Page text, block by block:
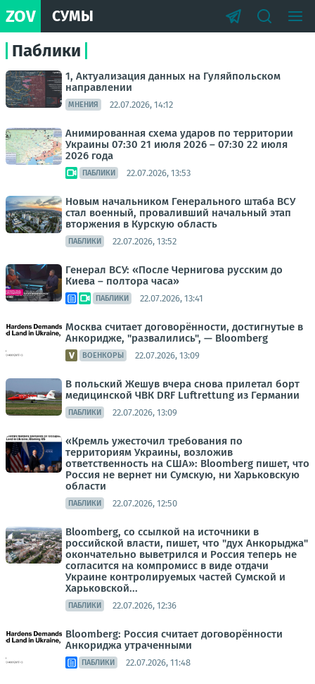
ZOV СУМЫ
Паблики
1, Актуализация данных на Гуляйпольском
направлении
МНЕНИЯ 22.07.2026, 14:12
Анимированная схема ударов по территории
Украины 07:30 21 июля 2026 – 07:30 22 июля
2026 года
ПАБЛИКИ 22.07.2026, 13:53
Новым начальником Генерального штаба ВСУ
стал военный, проваливший начальный этап
вторжения в Курскую область
ПАБЛИКИ 22.07.2026, 13:52
Генерал ВСУ: «После Чернигова русским до
Киева – полтора часа»
ПАБЛИКИ 22.07.2026, 13:41
Москва считает договорённости, достигнутые в
Анкоридже, "развалились", — Bloomberg
ВОЕНКОРЫ 22.07.2026, 13:09
В польский Жешув вчера снова прилетал борт
медицинской ЧВК DRF Luftrettung из Германии
ПАБЛИКИ 22.07.2026, 13:09
«Кремль ужесточил требования по
территориям Украины, возложив
ответственность на США»: Bloomberg пишет, что
Россия не вернет ни Сумскую, ни Харьковскую
области
ПАБЛИКИ 22.07.2026, 12:50
Bloomberg, со ссылкой на источники в
российской власти, пишет, что "дух Анкорыджа"
окончательно выветрился и Россия теперь не
согласится на компромисс в виде отдачи
Украине контролируемых частей Сумской и
Харьковской...
ПАБЛИКИ 22.07.2026, 12:36
Bloomberg: Россия считает договорённости
Анкориджа утраченными
ПАБЛИКИ 22.07.2026, 11:48